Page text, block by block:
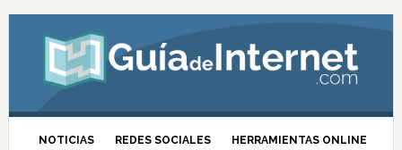
NOTICIAS REDES SOCIALES HERRAMIENTAS ONLINE